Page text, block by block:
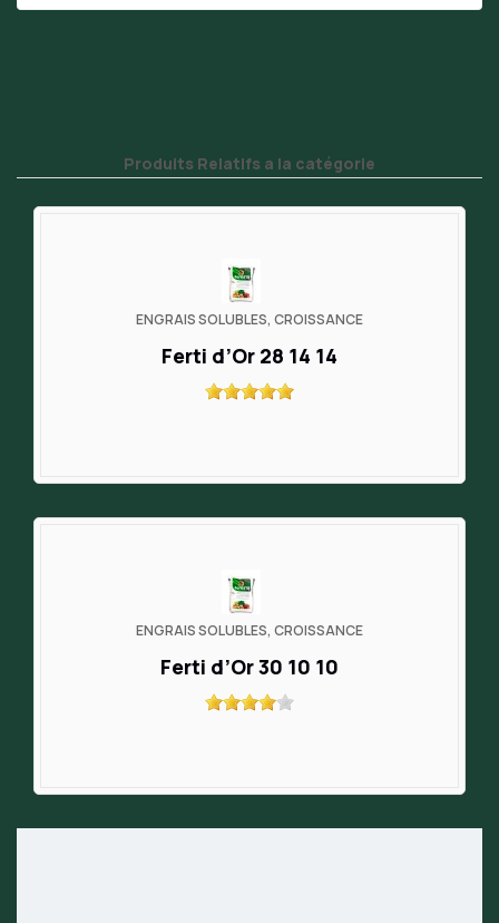
Produits Relatifs a la catégorie
ENGRAIS SOLUBLES, CROISSANCE
Ferti d’Or 28 14 14
ENGRAIS SOLUBLES, CROISSANCE
Ferti d’Or 30 10 10